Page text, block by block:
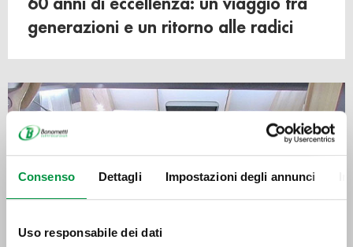
Consenso Dettagli Impostazioni degli annunci
Uso responsabile dei dati
60 anni di eccellenza: un viaggio tra
generazioni e un ritorno alle radici